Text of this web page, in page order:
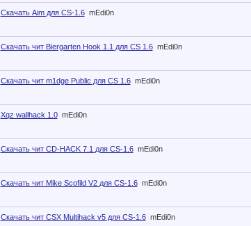
Скачать Aim для CS-1.6 mEdi0n
Скачать чит Biergarten Hook 1.1 для CS 1.6 mEdi0n
Скачать чит m1dge Public для CS 1.6 mEdi0n
Xqz wallhack 1.0 mEdi0n
Скачать чит CD-HACK 7.1 для CS-1.6 mEdi0n
Скачать чит Mike Scofild V2 для CS-1.6 mEdi0n
Скачать чит CSX Multihack v5 для CS-1.6 mEdi0n